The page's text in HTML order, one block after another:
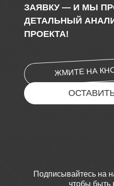
ЗАЯВКУ — И МЫ
ДЕТАЛЬНЫЙ
ПРОЕКТА!
ЖМИТЕ НА
Подписывайтесь на
чтобы быть